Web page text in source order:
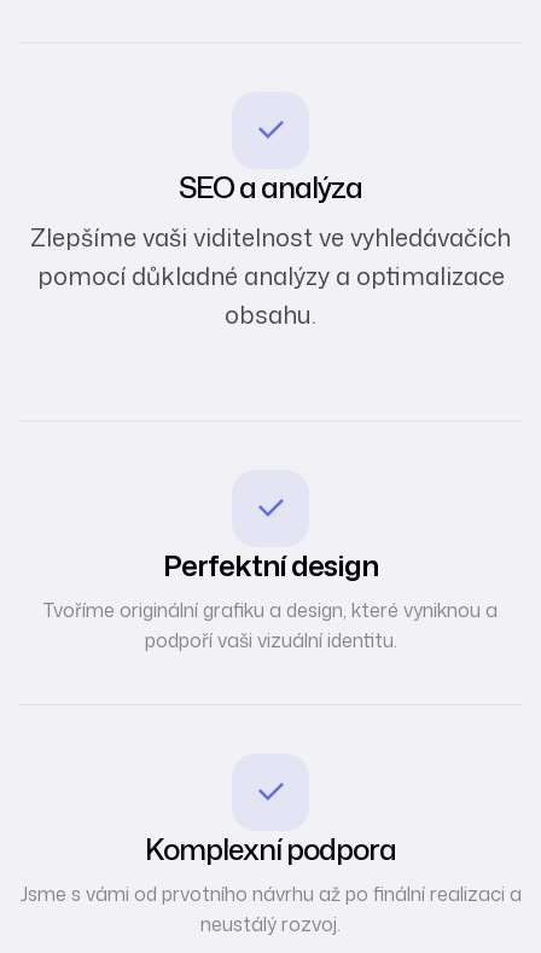
SEO a analýza
Zlepšíme vaši viditelnost ve vyhledávačích
pomocí důkladné analýzy a optimalizace
obsahu.
Perfektní design
Tvoříme originální grafiku a design, které vyniknou a
podpoří vaši vizuální identitu.
Komplexní podpora
Jsme s vámi od prvotního návrhu až po finální realizaci a
neustálý rozvoj.